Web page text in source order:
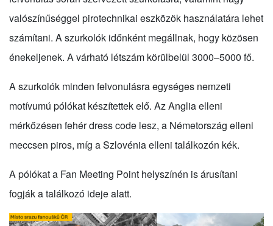
valószínűséggel pirotechnikai eszközök használatára lehet
számítani. A szurkolók időnként megállnak, hogy közösen
énekeljenek. A várható létszám körülbelül 3000–5000 fő.
A szurkolók minden felvonulásra egységes nemzeti
motívumú pólókat készítettek elő. Az Anglia elleni
mérkőzésen fehér dress code lesz, a Németország elleni
meccsen piros, míg a Szlovénia elleni találkozón kék.
A pólókat a Fan Meeting Point helyszínén is árusítani
fogják a találkozó ideje alatt.